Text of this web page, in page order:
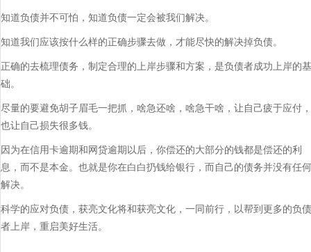
知道负债并不可怕，知道负债一定会被我们解决。
知道我们应该按什么样的正确步骤去做，才能尽快的解决掉负债。
正确的去梳理债务，制定合理的上岸步骤和方案，是负债者成功上岸的基
础。
尽量的要避免胡子眉毛一把抓，啥急还啥，啥急干啥，让自己疲于应付，
也让自己损失很多钱。
因为在信用卡逾期和网贷逾期以后，你偿还的大部分的钱都是偿还的利
息，而不是本金。也就是你在白白扔钱给银行，而自己的债务并没有任何
解决。
科学的应对负债，获亮文化将和获亮文化，一同前行，以帮到更多的负债
者上岸，重启美好生活。